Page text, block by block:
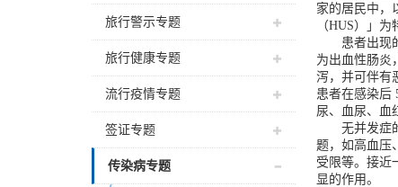
旅行警示专题
旅行健康专题
流行疫情专题
签证专题
传染病专题
家的居民中，
（HUS）」
患者出现的
为出血性肠炎
泻，并可伴有
患者在感染后
尿、血尿、血
无并发症的
题，如高血压
受限等。接近
显的作用。